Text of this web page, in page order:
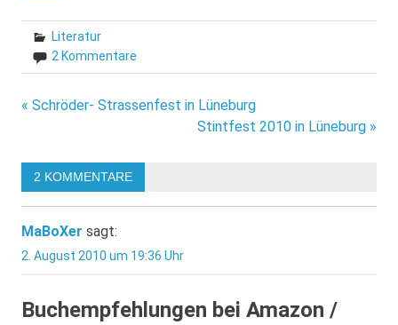
Literatur
2 Kommentare
Beitragsnavigation
« Schröder- Strassenfest in Lüneburg
Stintfest 2010 in Lüneburg »
2 KOMMENTARE
MaBoXer sagt:
2. August 2010 um 19:36 Uhr
Buchempfehlungen bei Amazon /